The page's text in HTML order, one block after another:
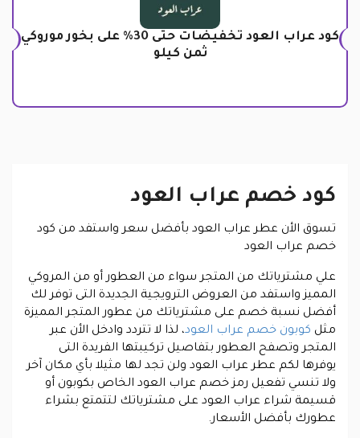
كود عراب العود تخفيضات حتى 30% على بخور موروكي
ثمن كيلو
كود خصم عراب العود
تسوق الأن عطر عراب العود بأفضل سعر واستفد من كود
خصم عراب العود
علي مشترياتك من المتجر سواء من العطور أو من المروكي
المميز واستفد من العروض الترويجية الجديدة التى توفر لك
أفضل نسبة خصم على مشترياتك من عطور المتجر المميزة
مثل كوبون خصم عراب العود، لذا لا تتردد وادخل الأن عبر
المتجر وتصفح العطور بتفاصيل تركيبتها الفريدة التى
يوفرها لكم عطر عراب العود ولن تجد لها مثيلا بأي مكان آخر
ولا تنسي تفعيل رمز خصم عراب العود الخاص بكوبون أو
قسيمة شراء عراب العود على مشترياتك لتتمتع بشراء
عطورك بأفضل الأسعار.